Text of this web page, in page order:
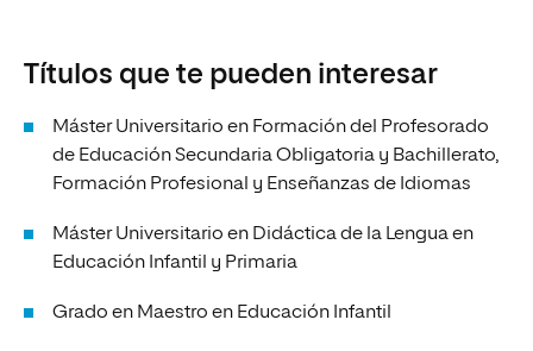
Títulos que te pueden interesar
Máster Universitario en Formación del Profesorado
de Educación Secundaria Obligatoria y Bachillerato,
Formación Profesional y Enseñanzas de Idiomas
Máster Universitario en Didáctica de la Lengua en
Educación Infantil y Primaria
Grado en Maestro en Educación Infantil